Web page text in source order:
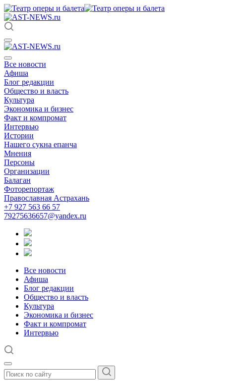
Все новости
Афиша
Блог редакции
Общество и власть
Культура
Экономика и бизнес
Факт и компромат
Интервью
Истории
Нашего сукна епанча
Мнения
Персоны
Организации
Балаган
Фоторепортаж
Православная Астрахань
+7 927 563 66 57
79275636657@yandex.ru
Все новости
Афиша
Блог редакции
Общество и власть
Культура
Экономика и бизнес
Факт и компромат
Интервью